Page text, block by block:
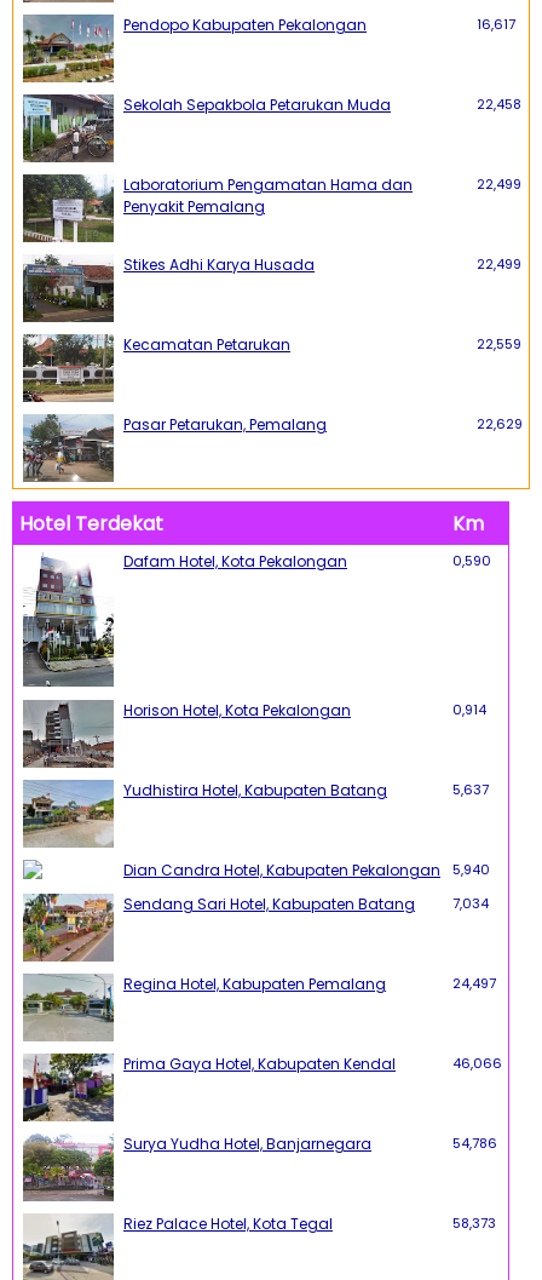
Pendopo Kabupaten Pekalongan 16,617
Sekolah Sepakbola Petarukan Muda 22,458
Laboratorium Pengamatan Hama dan
Penyakit Pemalang
22,499
Stikes Adhi Karya Husada 22,499
Kecamatan Petarukan 22,559
Pasar Petarukan, Pemalang 22,629
Hotel Terdekat Km
Dafam Hotel, Kota Pekalongan 0,590
Horison Hotel, Kota Pekalongan 0,914
Yudhistira Hotel, Kabupaten Batang 5,637
Dian Candra Hotel, Kabupaten Pekalongan 5,940
Sendang Sari Hotel, Kabupaten Batang 7,034
Regina Hotel, Kabupaten Pemalang 24,497
Prima Gaya Hotel, Kabupaten Kendal 46,066
Surya Yudha Hotel, Banjarnegara 54,786
Riez Palace Hotel, Kota Tegal 58,373